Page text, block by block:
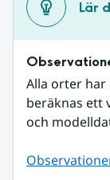
Lär
Alla orter
beräknas ett
och